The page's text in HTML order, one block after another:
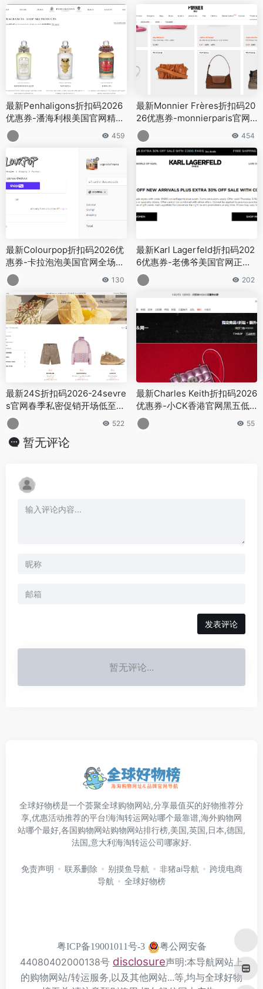
最新Penhaligons折扣码2026
优惠券-潘海利根美国官网精选
香氛无门槛8折促销
459
最新Monnier Frères折扣码20
26优惠券-monnierparis官网
精选折扣区商品低至5折+无门
槛额外6折促销
454
最新Colourpop折扣码2026优
惠券-卡拉泡泡美国官网全场满
$60额外8折
130
最新Karl Lagerfeld折扣码202
6优惠券-老佛爷美国官网正价8
折+折扣区额外7折
202
最新24S折扣码2026-24sevre
s官网春季私密促销开场低至6
折特卖，满额免邮中国
522
最新Charles Keith折扣码2026
优惠券-小CK香港官网黑五低
至5折+满额额外8.5折
55
暂无评论
发表评论
暂无评论...
全球好物榜是一个荟聚全球购物网站,分享最值买的好物推荐分
享,优惠活动推荐的平台!海淘转运网站哪个最靠谱,海外购物网
站哪个最好,各国购物网站购物网站排行榜,美国,英国,日本,德国,
法国,意大利海淘转运公司哪家好.
免责声明 联系删除 别摸鱼导航 非猪ai导航
跨境电商
导航
全球好物榜
粤ICP备19001011号-3
粤公网安备
44080402000138号 disclosure声明:本导航网站上
的购物网站/转运服务,以及其他网站...等,均与全球好物